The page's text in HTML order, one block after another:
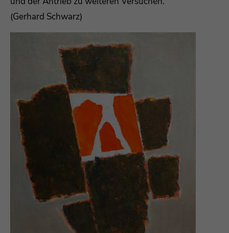
Drop us a line
info@yourdomain.com
About us
Lorem ipsum dolor sit amet, consectetuer
adipiscing elit.
Aenean commodo ligula eget dolor. Aenean
massa. Cum sociis natoque penatibus et magnis
dis parturient montes, nascetur ridiculus mus.
Donec quam felis, ultricies nec.
(Gerhard Schwarz)